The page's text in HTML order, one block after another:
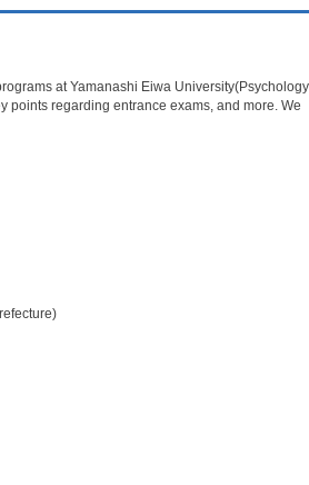
at Yamanashi Eiwa
points regarding entrance exams, and more. We